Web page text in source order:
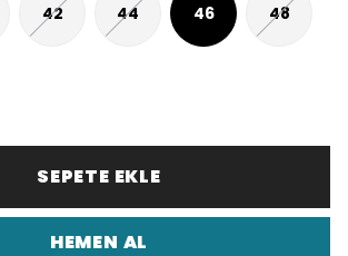
42 44 46 48
SEPETE EKLE
HEMEN AL